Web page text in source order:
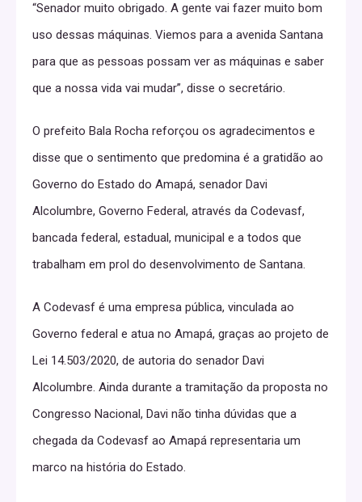
“Senador muito obrigado. A gente vai fazer muito bom
uso dessas máquinas. Viemos para a avenida Santana
para que as pessoas possam ver as máquinas e saber
que a nossa vida vai mudar”, disse o secretário.
O prefeito Bala Rocha reforçou os agradecimentos e
disse que o sentimento que predomina é a gratidão ao
Governo do Estado do Amapá, senador Davi
Alcolumbre, Governo Federal, através da Codevasf,
bancada federal, estadual, municipal e a todos que
trabalham em prol do desenvolvimento de Santana.
A Codevasf é uma empresa pública, vinculada ao
Governo federal e atua no Amapá, graças ao projeto de
Lei 14.503/2020, de autoria do senador Davi
Alcolumbre. Ainda durante a tramitação da proposta no
Congresso Nacional, Davi não tinha dúvidas que a
chegada da Codevasf ao Amapá representaria um
marco na história do Estado.